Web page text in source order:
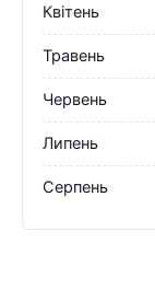
Квітень
Травень
Червень
Липень
Серпень